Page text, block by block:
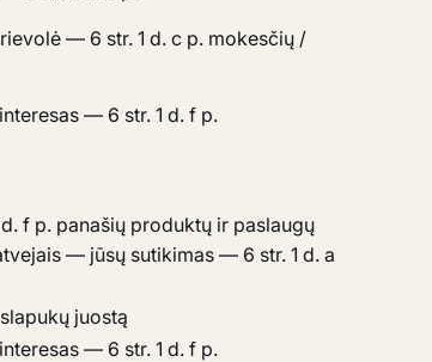
— 6 str. 1 d. c p. mokesčių /
— 6 str. 1 d. f p.
f p. panašių produktų ir paslaugų
— jūsų sutikimas — 6 str. 1 d. a
juostą
— 6 str. 1 d. f p.